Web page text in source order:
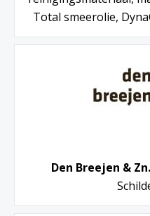
Total smeerolie,
Den Breejen &